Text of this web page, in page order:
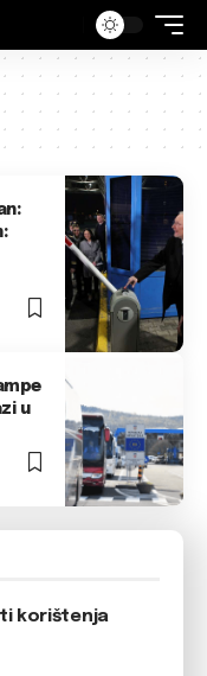
u
korištenja